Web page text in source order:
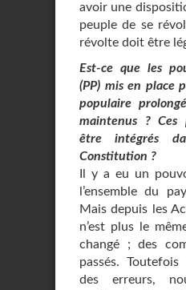
avoir une
peuple de se
révolte doit être
Est-ce que les
(PP) mis en place
populaire
maintenus ? Ces
être intégrés
Constitution ?
Il y a eu un
l’ensemble du
Mais depuis les
n’est plus le
changé ; des
passés.
des erreurs,